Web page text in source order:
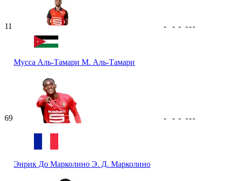
11
Мусса Аль-Тамари М. Аль-Тамари
- - - ---
69
Энрик До Марколино Э. Д. Марколино
- - - ---